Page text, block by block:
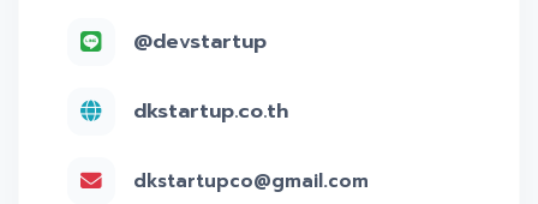
@devstartup
dkstartup.co.th
dkstartupco@gmail.com